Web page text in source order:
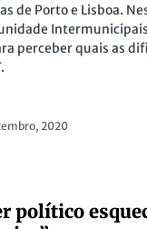
de Porto e Lisboa.
perceber quais as
2020
político